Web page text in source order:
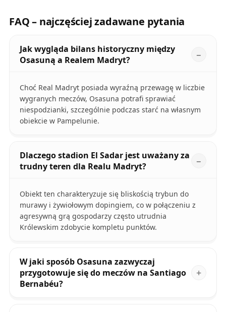
FAQ – najczęściej zadawane pytania
Jak wygląda bilans historyczny między
Osasuną a Realem Madryt?
Choć Real Madryt posiada wyraźną przewagę w liczbie
wygranych meczów, Osasuna potrafi sprawiać
niespodzianki, szczególnie podczas starć na własnym
obiekcie w Pampelunie.
Dlaczego stadion El Sadar jest uważany za
trudny teren dla Realu Madryt?
Obiekt ten charakteryzuje się bliskością trybun do
murawy i żywiołowym dopingiem, co w połączeniu z
agresywną grą gospodarzy często utrudnia
Królewskim zdobycie kompletu punktów.
W jaki sposób Osasuna zazwyczaj
przygotowuje się do meczów na Santiago
Bernabéu?